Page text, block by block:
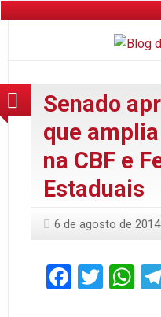
Senado
que
na CBF e
Estaduais
6 de agosto de 2014